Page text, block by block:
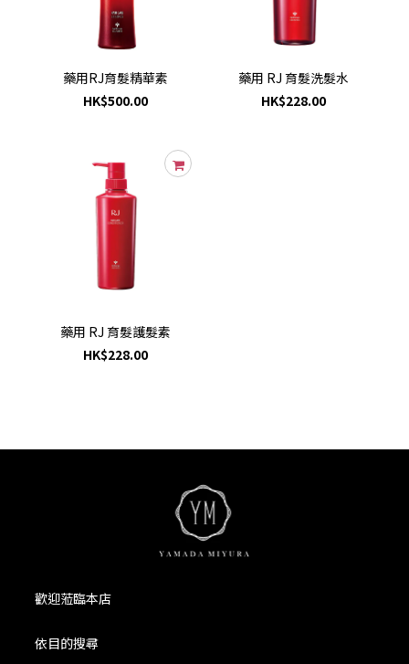
藥用RJ育髮精華素
HK$500.00
藥用 RJ 育髮洗髮水
HK$228.00
藥用 RJ 育髮護髮素
HK$228.00
歡迎蒞臨本店
依目的搜尋